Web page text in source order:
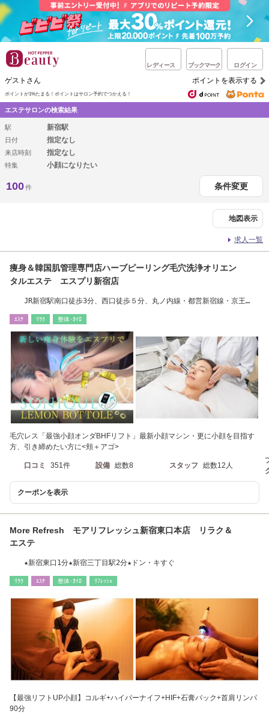
レディース ブックマーク ログイン
ゲストさん ポイントを表示する
ポイントが1%たまる！ ポイントはサロン予約でつかえる！
エステサロンの検索結果
駅 新宿駅
日付 指定なし
来店時刻 指定なし
特集 小顔になりたい
100件 条件変更
地図表示
求人一覧
痩身＆韓国肌管理専門店ハーブピーリング毛穴洗浄オリエン
タルエステ エスプリ新宿店
JR新宿駅南口徒歩3分、西口徒歩５分、丸ノ内線・都営新宿線・京王
ｴｽﾃ ﾘﾗｸ 整体･ｶｲﾛ
毛穴レス「最強小顔オンダBHFリフト」最新小顔マシン・更に小顔を目指す
方、引き締めたい方に<頬＋アゴ>
口コミ 351件 設備 総数8 スタッフ 総数12人
クーポンを表示
More Refresh モアリフレッシュ新宿東口本店 リラク＆
エステ
★新宿東口1分★新宿三丁目駅2分★ドン・キすぐ
ﾘﾗｸ ｴｽﾃ 整体･ｶｲﾛ ﾘﾌﾚｯｼｭ
【最強リフトUP小顔】コルギ+ハイパーナイフ+HIF+石膏パック+首肩リンパ
90分